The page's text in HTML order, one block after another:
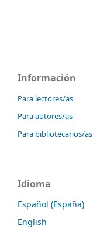
Información
Para lectores/as
Para autores/as
Para bibliotecarios/as
Idioma
Español (España)
English